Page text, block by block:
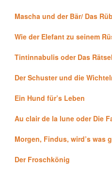
Mascha und der Bär/ Das
Wie der Elefant zu seinem
Tintinnabulis oder Das
Der Schuster und die
Ein Hund für’s Leben
Au clair de la lune oder Die
Morgen, Findus, wird’s was
Der Froschkönig